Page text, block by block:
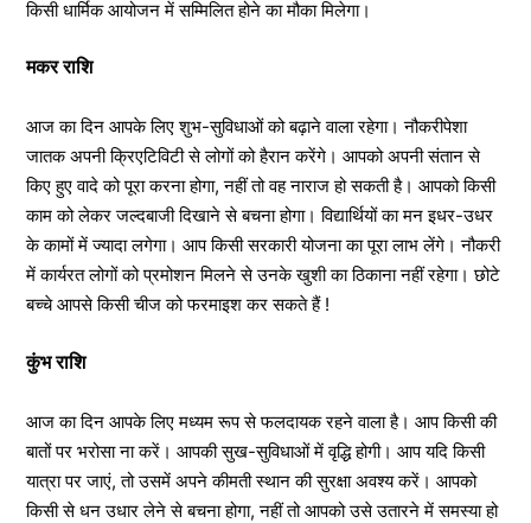
किसी धार्मिक आयोजन में सम्मिलित होने का मौका मिलेगा।
मकर राशि
आज का दिन आपके लिए शुभ-सुविधाओं को बढ़ाने वाला रहेगा। नौकरीपेशा
जातक अपनी क्रिएटिविटी से लोगों को हैरान करेंगे। आपको अपनी संतान से
किए हुए वादे को पूरा करना होगा, नहीं तो वह नाराज हो सकती है। आपको किसी
काम को लेकर जल्दबाजी दिखाने से बचना होगा। विद्यार्थियों का मन इधर-उधर
के कामों में ज्यादा लगेगा। आप किसी सरकारी योजना का पूरा लाभ लेंगे। नौकरी
में कार्यरत लोगों को प्रमोशन मिलने से उनके खुशी का ठिकाना नहीं रहेगा। छोटे
बच्चे आपसे किसी चीज को फरमाइश कर सकते हैं !
कुंभ राशि
आज का दिन आपके लिए मध्यम रूप से फलदायक रहने वाला है। आप किसी की
बातों पर भरोसा ना करें। आपकी सुख-सुविधाओं में वृद्धि होगी। आप यदि किसी
यात्रा पर जाएं, तो उसमें अपने कीमती स्थान की सुरक्षा अवश्य करें। आपको
किसी से धन उधार लेने से बचना होगा, नहीं तो आपको उसे उतारने में समस्या हो